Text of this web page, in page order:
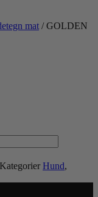
mat / GOLDEN
Kategorier Hund,